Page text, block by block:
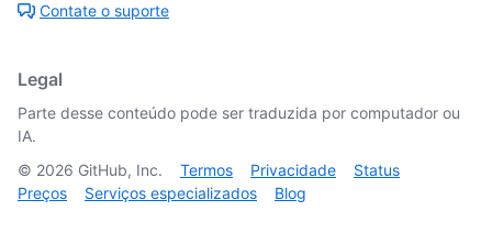
Contate o suporte
Legal
Parte desse conteúdo pode ser traduzida por computador ou
IA.
© 2026 GitHub, Inc. Termos Privacidade
Status
Preços
Serviços especializados Blog